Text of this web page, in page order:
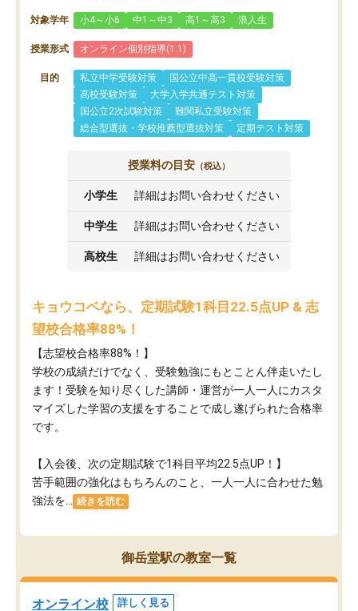
対象学年 小4～小6 中1～中3 高1～高3 浪人生
授業形式 オンライン個別指導(1:1)
目的 私立中学受験対策
国公立中高一貫校受験対策
高校受験対策
大学入学共通テスト対策
国公立2次試験対策
難関私立受験対策
総合型選抜・学校推薦型選抜対策
定期テスト対策
授業料の目安 （税込）
小学生 詳細はお問い合わせください
中学生 詳細はお問い合わせください
高校生 詳細はお問い合わせください
キョウコベなら、定期試験1科目22.5点UP & 志
望校合格率88%！
【志望校合格率88%！】
学校の成績だけでなく、受験勉強にもとことん伴走いたし
ます！受験を知り尽くした講師・運営が​一人一人にカスタ
マイズした学習の支援をすることで成し遂げられた合格率
です。
【入会後、次の定期試験で1科目平均22.5点UP！】
苦手範囲の強化はもちろんのこと、​一人一人に合わせた勉
強法を...
続きを読む
御岳堂駅の教室一覧
オンライン校 詳しく見る